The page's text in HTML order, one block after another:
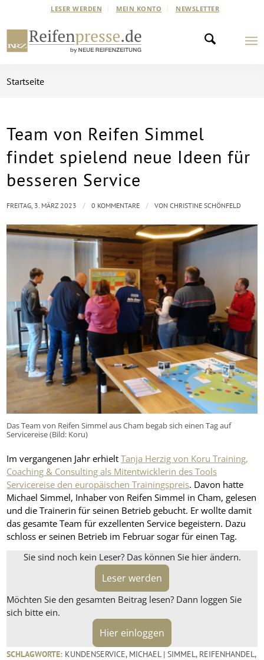
LESER WERDEN MEIN KONTO NEWSLETTER
Startseite
Team von Reifen Simmel
findet spielend neue Ideen für
besseren Service
Das Team von Reifen Simmel aus Cham begab sich einen Tag auf
Servicereise (Bild: Koru)
Im vergangenen Jahr erhieltTanja Herzig von Koru Training,
Coaching & Consulting als Mitentwicklerin des Tools
Servicereise den europäischen Trainingspreis. Davon hatte
Michael Simmel, Inhaber von Reifen Simmel in Cham, gelesen
und die Trainerin für seinen Betrieb gebucht. Er wollte damit
das gesamte Team für exzellenten Service begeistern. Dazu
schloss er seinen Betrieb im Februar sogar für einen Tag.
Sie sind noch kein Leser? Das können Sie hier ändern.
Leser werden
Möchten Sie den gesamten Beitrag lesen? Dann loggen Sie
sich bitte ein.
Hier einloggen
FREITAG, 3. MÄRZ 2023 / 0 KOMMENTARE / VONCHRISTINE SCHÖNFELD
SCHLAGWORTE: KUNDENSERVICE, MICHAEL | SIMMEL, REIFENHANDEL,